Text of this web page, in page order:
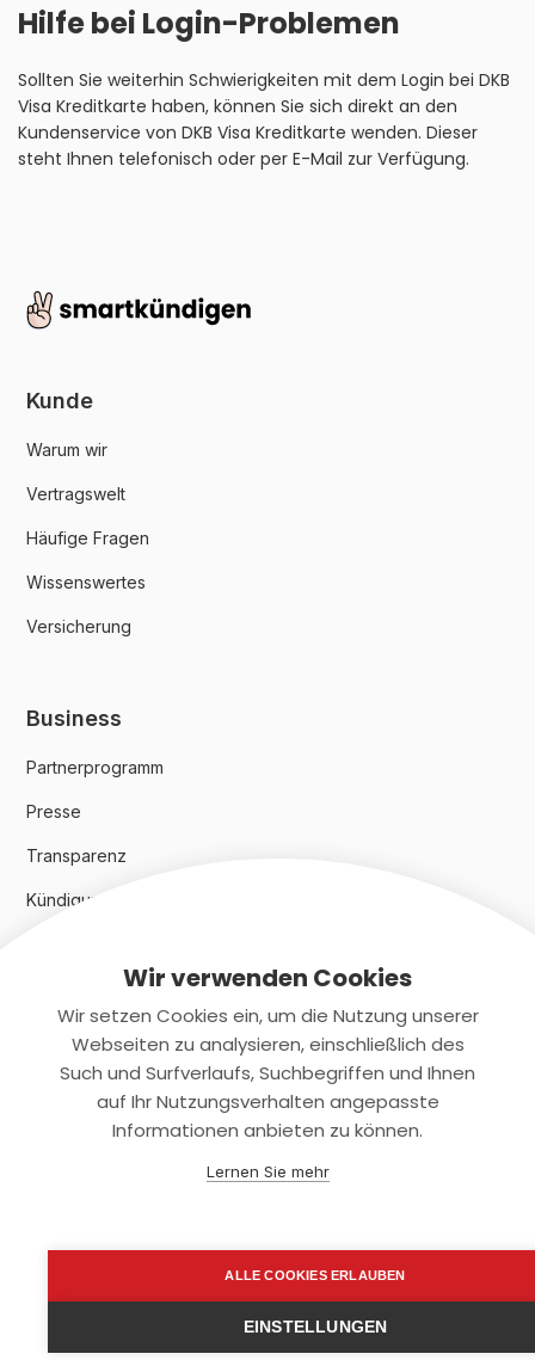
Hilfe bei Login-Problemen
Sollten Sie weiterhin Schwierigkeiten mit dem Login bei DKB
Visa Kreditkarte haben, können Sie sich direkt an den
Kundenservice von DKB Visa Kreditkarte wenden. Dieser
steht Ihnen telefonisch oder per E-Mail zur Verfügung.
Kunde
Warum wir
Vertragswelt
Häufige Fragen
Wissenswertes
Versicherung
Business
Partnerprogramm
Presse
Transparenz
Kündigungsindex 2024
Rechtliches
Datenschutz
support@smartkuendigen.de
Wir verwenden Cookies
Wir setzen Cookies ein, um die Nutzung unserer
Webseiten zu analysieren, einschließlich des
Such und Surfverlaufs, Suchbegriffen und Ihnen
auf Ihr Nutzungsverhalten angepasste
Informationen anbieten zu können.
Lernen Sie mehr
ALLE COOKIES ERLAUBEN
EINSTELLUNGEN